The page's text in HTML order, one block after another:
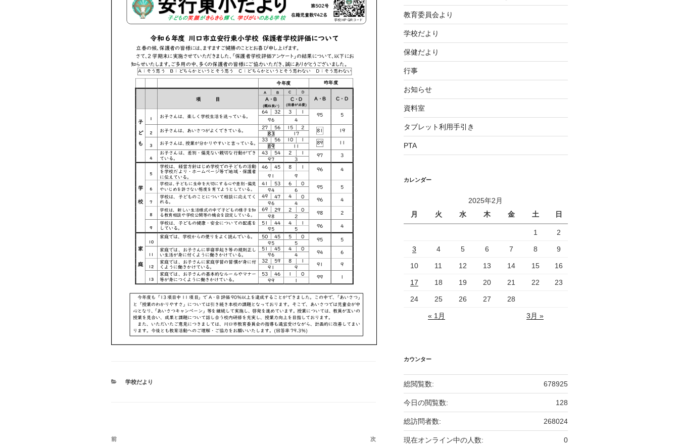
カ
学校だより
投
前
前
次
次
教育委員会より
学校だより
保健だより
行事
お知らせ
資料室
タブレット利用手引き
PTA
カレンダー
2025年2月
月
火 水 木 金 土 日
1 2
3 4 5 6 7 8 9
10 11 12 13 14 15 16
17 18 19 20 21 22 23
24 25 26 27 28
« 1月 3月 »
カウンター
678925
総閲覧数:
128
今日の閲覧数:
268024
総訪問者数:
0
現在オンライン中の人数: